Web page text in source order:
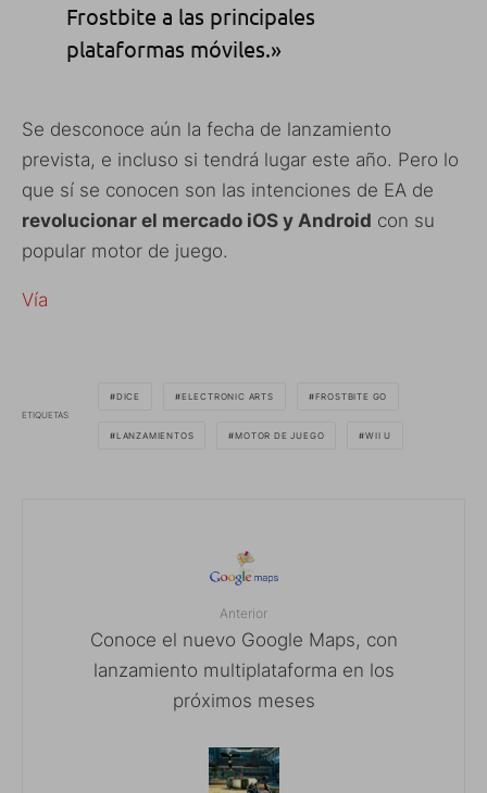
Frostbite a las principales
plataformas móviles.»
Se desconoce aún la fecha de lanzamiento
prevista, e incluso si tendrá lugar este año. Pero lo
que sí se conocen son las intenciones de EA de
revolucionar el mercado iOS y Android con su
popular motor de juego.
Vía
ETIQUETAS
DICE ELECTRONIC ARTS FROSTBITE GO
LANZAMIENTOS MOTOR DE JUEGO WII U
Anterior
Conoce el nuevo Google Maps, con
lanzamiento multiplataforma en los
próximos meses